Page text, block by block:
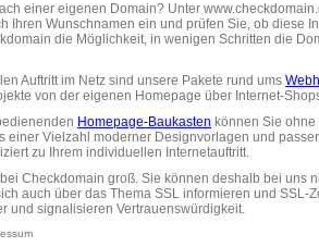
einer eigenen Domain? Unter
Ihren Wunschnamen ein und prüfen Sie, ob diese
die Möglichkeit, in wenigen Schritten die
Auftritt im Netz sind unsere Pakete rund ums
von der eigenen Homepage über Internet-
Homepage-Baukasten können Sie
einer Vielzahl moderner Designvorlagen und
zu Ihrem individuellen Internetauftritt.
Checkdomain groß. Sie können deshalb bei uns
auch über das Thema SSL informieren und
und signalisieren Vertrauenswürdigkeit.